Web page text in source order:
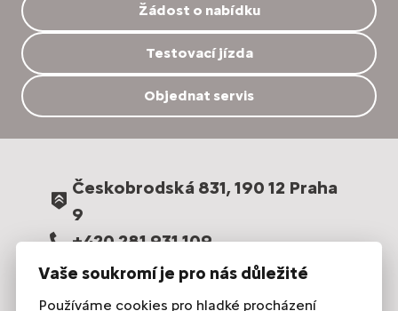
Žádost o nabídku
Testovací jízda
Objednat servis
Českobrodská 831, 190 12 Praha
9
+420 281 931 109
prodej@intensys.cz
Vaše soukromí je pro nás důležité
Používáme cookies pro hladké procházení